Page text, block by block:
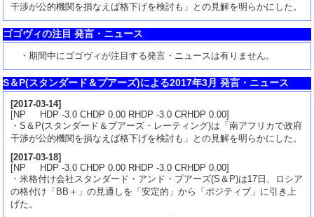
干渉が公的機関を損なえば格下げを検討も」との見解を明らかにした。
ゴゴヴィの注目 発言・ニュース
・期間中にゴゴヴィが注目する発言・ニュースは有りません。
S＆P(スタンダード＆プアーズ)による2017年3月 発言・ニュース
[2017-03-14]
[NP HDP -3.0 CHDP 0.00 RHDP -3.0 CRHDP 0.00]
・S＆P(スタンダード＆プアーズ・レーティング)は「南アフリカで政府
干渉が公的機関を損なえば格下げを検討も」との見解を明らかにした。
[2017-03-18]
[NP HDP -3.0 CHDP 0.00 RHDP -3.0 CRHDP 0.00]
・米格付け会社スタンダード・アンド・プアーズ(S＆P)は17日、ロシア
の格付け「BB＋」の見通しを「安定的」から「ポジティブ」に引き上
げた。